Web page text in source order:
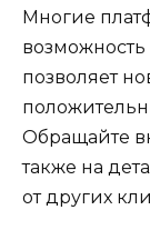
Многие
возможность
позволяет
Обращайте
также на
от других